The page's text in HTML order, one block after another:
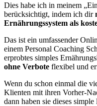
Dies habe ich in meinem
berücksichtigt, indem ich dir
Ernährungssystem als
Das ist ein umfassender
einem Personal Coaching
erprobtes simples
ohne Verbote flexibel und
Wenn du schon einmal die
Klienten mit ihren Vorher-
dann haben sie dieses